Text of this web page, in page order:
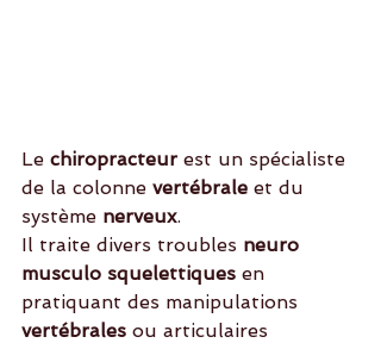
Le chiropracteur est un spécialiste
de la colonne vertébrale et du
système nerveux.
Il traite divers troubles neuro
musculo squelettiques en
pratiquant des manipulations
vertébrales ou articulaires